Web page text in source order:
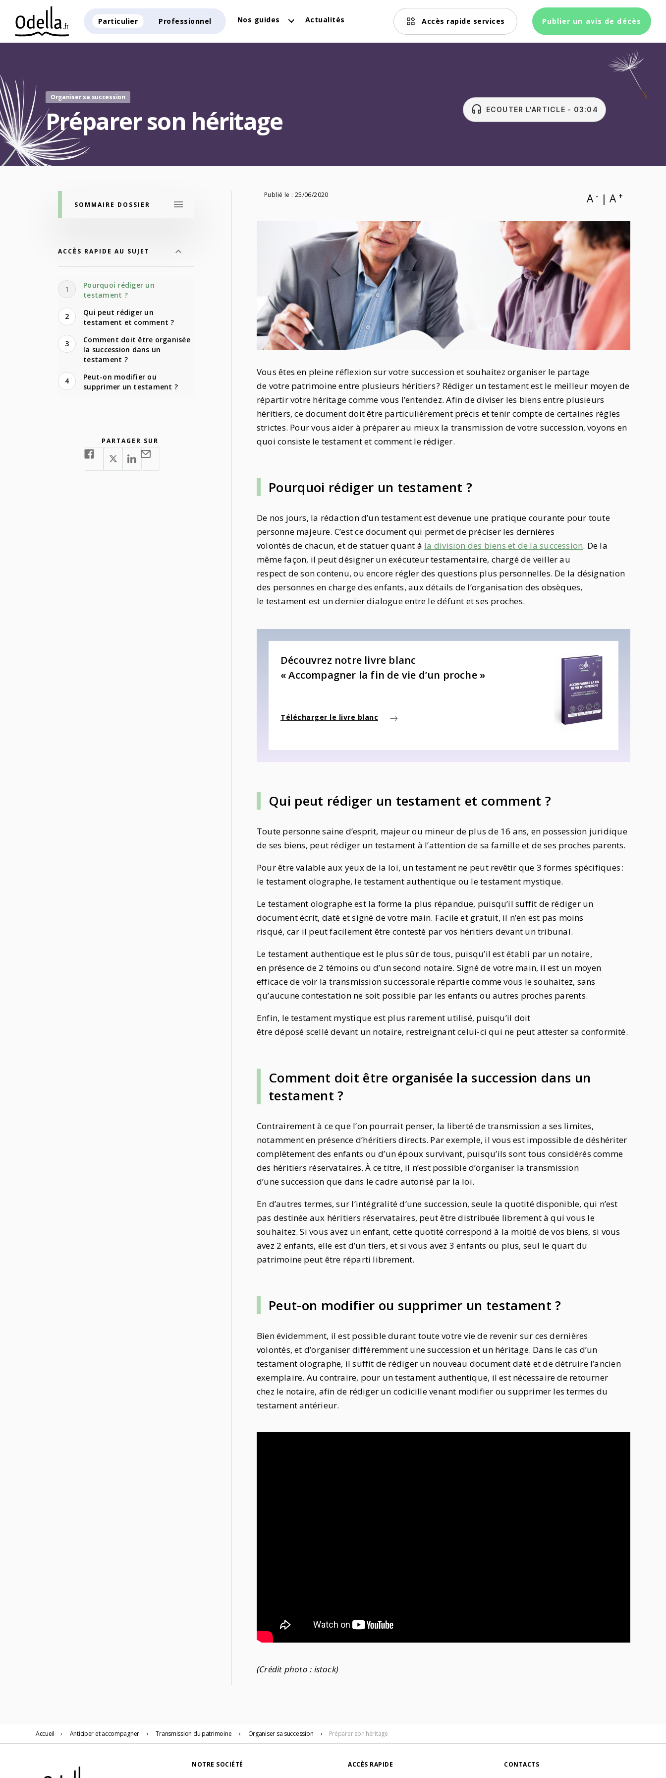
Particulier Professionnel Nos guides Actualités Accès rapide services Publier un avis de décès
Organiser sa succession
Préparer son héritage headset ECOUTER L'ARTICLE - 03:04
SOMMAIRE DOSSIER
ACCÈS RAPIDE AU SUJET
1
Pourquoi rédiger un
testament ?
2
Qui peut rédiger un
testament et comment ?
3
Comment doit être organisée
la succession dans un
testament ?
4
Peut-on modifier ou
supprimer un testament ?
PARTAGER SUR
Publié le : 25/06/2020 A - | A +
Vous êtes en pleine réflexion sur votre succession et souhaitez organiser le partage
de votre patrimoine entre plusieurs héritiers ? Rédiger un testament est le meilleur moyen de
répartir votre héritage comme vous l’entendez. Afin de diviser les biens entre plusieurs
héritiers, ce document doit être particulièrement précis et tenir compte de certaines règles
strictes. Pour vous aider à préparer au mieux la transmission de votre succession, voyons en
quoi consiste le testament et comment le rédiger.
Pourquoi rédiger un testament ?
De nos jours, la rédaction d’un testament est devenue une pratique courante pour toute
personne majeure. C’est ce document qui permet de préciser les dernières
volontés de chacun, et de statuer quant à la division des biens et de la succession. De la
même façon, il peut désigner un exécuteur testamentaire, chargé de veiller au
respect de son contenu, ou encore régler des questions plus personnelles. De la désignation
des personnes en charge des enfants, aux détails de l’organisation des obsèques,
le testament est un dernier dialogue entre le défunt et ses proches.
Découvrez notre livre blanc
« Accompagner la fin de vie d’un proche »
Télécharger le livre blanc
Qui peut rédiger un testament et comment ?
Toute personne saine d’esprit, majeur ou mineur de plus de 16 ans, en possession juridique
de ses biens, peut rédiger un testament à l’attention de sa famille et de ses proches parents.
Pour être valable aux yeux de la loi, un testament ne peut revêtir que 3 formes spécifiques :
le testament olographe, le testament authentique ou le testament mystique.
Le testament olographe est la forme la plus répandue, puisqu’il suffit de rédiger un
document écrit, daté et signé de votre main. Facile et gratuit, il n’en est pas moins
risqué, car il peut facilement être contesté par vos héritiers devant un tribunal.
Le testament authentique est le plus sûr de tous, puisqu’il est établi par un notaire,
en présence de 2 témoins ou d’un second notaire. Signé de votre main, il est un moyen
efficace de voir la transmission successorale répartie comme vous le souhaitez, sans
qu’aucune contestation ne soit possible par les enfants ou autres proches parents.
Enfin, le testament mystique est plus rarement utilisé, puisqu’il doit
être déposé scellé devant un notaire, restreignant celui-ci qui ne peut attester sa conformité.
Comment doit être organisée la succession dans un
testament ?
Contrairement à ce que l’on pourrait penser, la liberté de transmission a ses limites,
notamment en présence d’héritiers directs. Par exemple, il vous est impossible de déshériter
complètement des enfants ou d’un époux survivant, puisqu’ils sont tous considérés comme
des héritiers réservataires. À ce titre, il n’est possible d’organiser la transmission
d’une succession que dans le cadre autorisé par la loi.
En d’autres termes, sur l’intégralité d’une succession, seule la quotité disponible, qui n’est
pas destinée aux héritiers réservataires, peut être distribuée librement à qui vous le
souhaitez. Si vous avez un enfant, cette quotité correspond à la moitié de vos biens, si vous
avez 2 enfants, elle est d’un tiers, et si vous avez 3 enfants ou plus, seul le quart du
patrimoine peut être réparti librement.
Peut-on modifier ou supprimer un testament ?
Bien évidemment, il est possible durant toute votre vie de revenir sur ces dernières
volontés, et d’organiser différemment une succession et un héritage. Dans le cas d’un
testament olographe, il suffit de rédiger un nouveau document daté et de détruire l’ancien
exemplaire. Au contraire, pour un testament authentique, il est nécessaire de retourner
chez le notaire, afin de rédiger un codicille venant modifier ou supprimer les termes du
testament antérieur.
(Crédit photo : istock)
Accueil › Anticiper et accompagner › Transmission du patrimoine › Organiser sa succession › Préparer son héritage
NOTRE SOCIÉTÉ ACCÈS RAPIDE CONTACTS